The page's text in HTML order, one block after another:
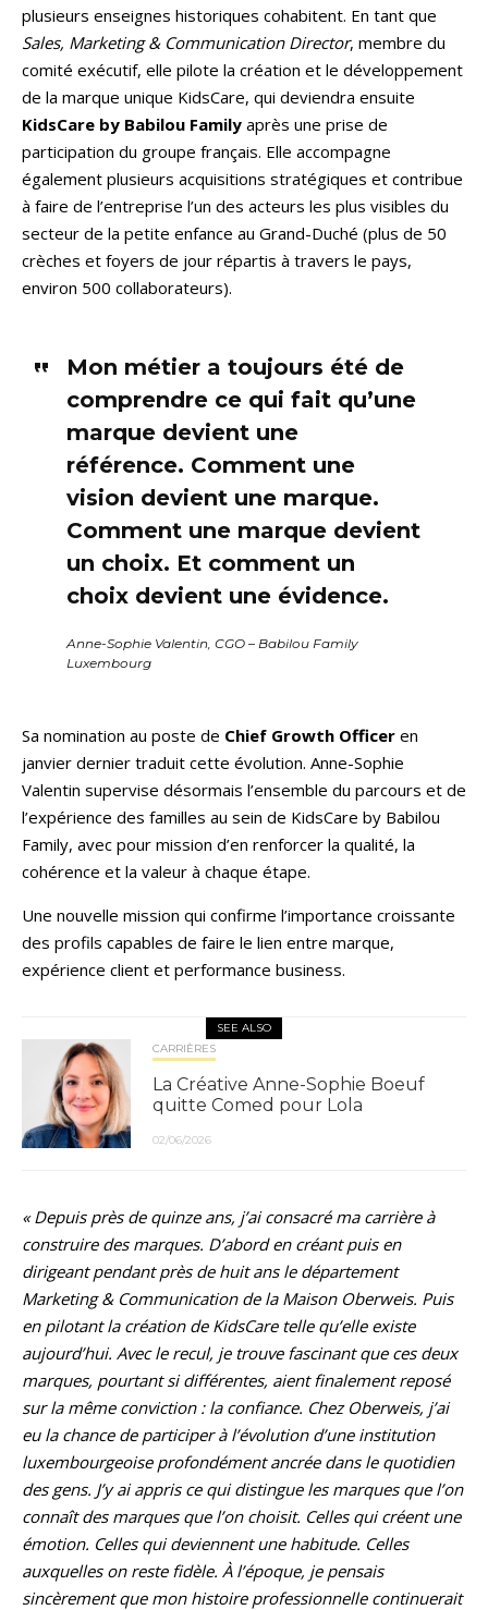
plusieurs enseignes historiques cohabitent. En tant que
Sales, Marketing & Communication Director, membre du
comité exécutif, elle pilote la création et le développement
de la marque unique KidsCare, qui deviendra ensuite
KidsCare by Babilou Family après une prise de
participation du groupe français. Elle accompagne
également plusieurs acquisitions stratégiques et contribue
à faire de l’entreprise l’un des acteurs les plus visibles du
secteur de la petite enfance au Grand-Duché (plus de 50
crèches et foyers de jour répartis à travers le pays,
environ 500 collaborateurs).
Mon métier a toujours été de
comprendre ce qui fait qu’une
marque devient une
référence. Comment une
vision devient une marque.
Comment une marque devient
un choix. Et comment un
choix devient une évidence.
Anne-Sophie Valentin, CGO – Babilou Family
Luxembourg
Sa nomination au poste de Chief Growth Officer en
janvier dernier traduit cette évolution. Anne-Sophie
Valentin supervise désormais l’ensemble du parcours et de
l’expérience des familles au sein de KidsCare by Babilou
Family, avec pour mission d’en renforcer la qualité, la
cohérence et la valeur à chaque étape.
Une nouvelle mission qui confirme l’importance croissante
des profils capables de faire le lien entre marque,
expérience client et performance business.
SEE ALSO
CARRIÈRES
La Créative Anne-Sophie Boeuf
quitte Comed pour Lola
02/06/2026
« Depuis près de quinze ans, j’ai consacré ma carrière à
construire des marques. D’abord en créant puis en
dirigeant pendant près de huit ans le département
Marketing & Communication de la Maison Oberweis. Puis
en pilotant la création de KidsCare telle qu’elle existe
aujourd’hui. Avec le recul, je trouve fascinant que ces deux
marques, pourtant si différentes, aient finalement reposé
sur la même conviction : la confiance. Chez Oberweis, j’ai
eu la chance de participer à l’évolution d’une institution
luxembourgeoise profondément ancrée dans le quotidien
des gens. J’y ai appris ce qui distingue les marques que l’on
connaît des marques que l’on choisit. Celles qui créent une
émotion. Celles qui deviennent une habitude. Celles
auxquelles on reste fidèle. À l’époque, je pensais
sincèrement que mon histoire professionnelle continuerait